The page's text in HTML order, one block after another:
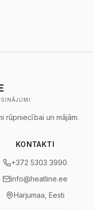
rūpniecībai un mājām.
KONTAKTI
+372 5303 3990
info@heatline.ee
Harjumaa, Eesti